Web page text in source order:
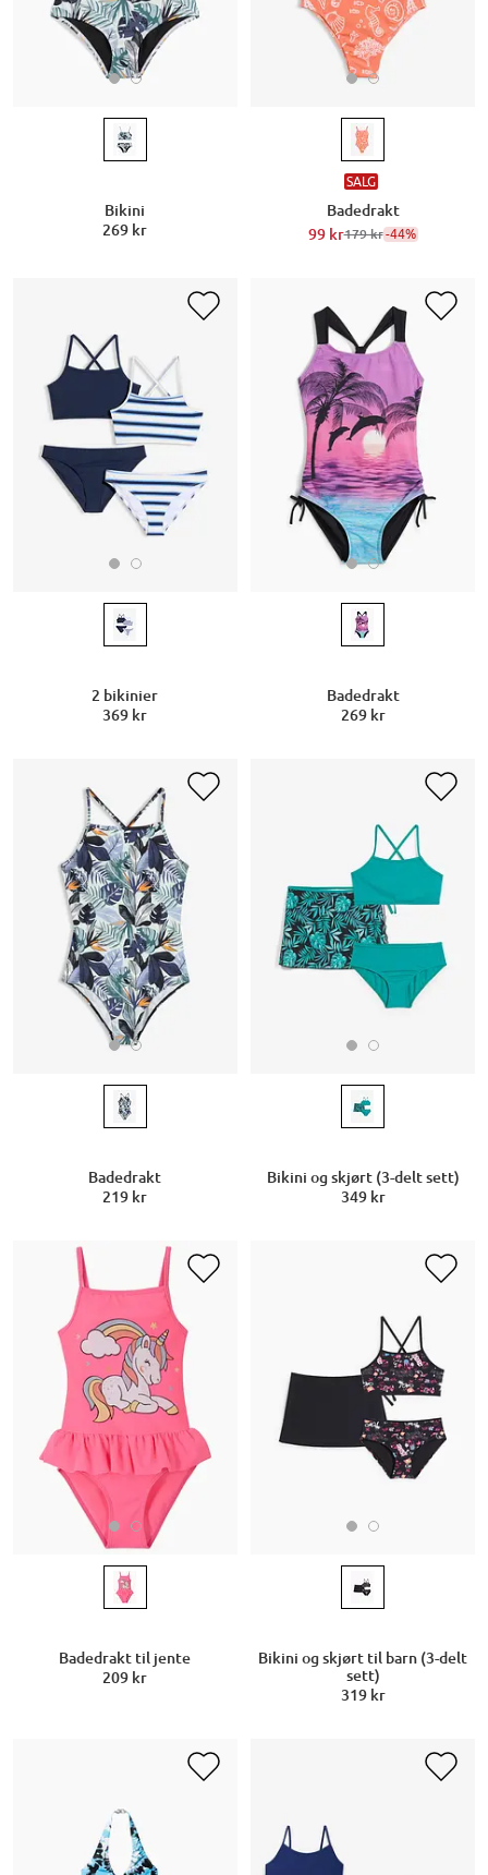
Bikini
269 kr
SALG
Badedrakt
99 kr179 kr-44%
2 bikinier
369 kr
Badedrakt
269 kr
Badedrakt
219 kr
Bikini og skjørt (3-delt sett)
349 kr
Badedrakt til jente
209 kr
Bikini og skjørt til barn (3-delt
sett)
319 kr